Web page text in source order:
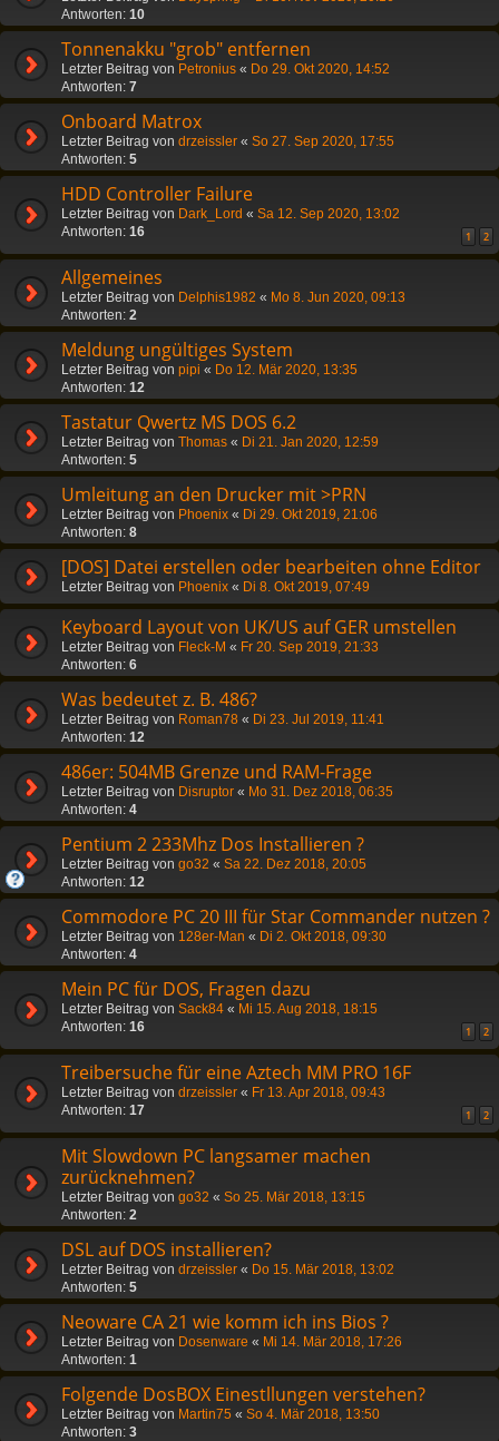
Antworten: 10
Tonnenakku "grob" entfernen
Letzter Beitrag von Petronius « Do 29. Okt 2020, 14:52
Antworten: 7
Onboard Matrox
Letzter Beitrag von drzeissler « So 27. Sep 2020, 17:55
Antworten: 5
HDD Controller Failure
Letzter Beitrag von Dark_Lord « Sa 12. Sep 2020, 13:02
Antworten: 16 1 2
Allgemeines
Letzter Beitrag von Delphis1982 « Mo 8. Jun 2020, 09:13
Antworten: 2
Meldung ungültiges System
Letzter Beitrag von pipi « Do 12. Mär 2020, 13:35
Antworten: 12
Tastatur Qwertz MS DOS 6.2
Letzter Beitrag von Thomas « Di 21. Jan 2020, 12:59
Antworten: 5
Umleitung an den Drucker mit >PRN
Letzter Beitrag von Phoenix « Di 29. Okt 2019, 21:06
Antworten: 8
[DOS] Datei erstellen oder bearbeiten ohne Editor
Letzter Beitrag von Phoenix « Di 8. Okt 2019, 07:49
Keyboard Layout von UK/US auf GER umstellen
Letzter Beitrag von Fleck-M « Fr 20. Sep 2019, 21:33
Antworten: 6
Was bedeutet z. B. 486?
Letzter Beitrag von Roman78 « Di 23. Jul 2019, 11:41
Antworten: 12
486er: 504MB Grenze und RAM-Frage
Letzter Beitrag von Disruptor « Mo 31. Dez 2018, 06:35
Antworten: 4
Pentium 2 233Mhz Dos Installieren ?
Letzter Beitrag von go32 « Sa 22. Dez 2018, 20:05
Antworten: 12
Commodore PC 20 III für Star Commander nutzen ?
Letzter Beitrag von 128er-Man « Di 2. Okt 2018, 09:30
Antworten: 4
Mein PC für DOS, Fragen dazu
Letzter Beitrag von Sack84 « Mi 15. Aug 2018, 18:15
Antworten: 16 1 2
Treibersuche für eine Aztech MM PRO 16F
Letzter Beitrag von drzeissler « Fr 13. Apr 2018, 09:43
Antworten: 17 1 2
Mit Slowdown PC langsamer machen
zurücknehmen?
Letzter Beitrag von go32 « So 25. Mär 2018, 13:15
Antworten: 2
DSL auf DOS installieren?
Letzter Beitrag von drzeissler « Do 15. Mär 2018, 13:02
Antworten: 5
Neoware CA 21 wie komm ich ins Bios ?
Letzter Beitrag von Dosenware « Mi 14. Mär 2018, 17:26
Antworten: 1
Folgende DosBOX Einestllungen verstehen?
Letzter Beitrag von Martin75 « So 4. Mär 2018, 13:50
Antworten: 3